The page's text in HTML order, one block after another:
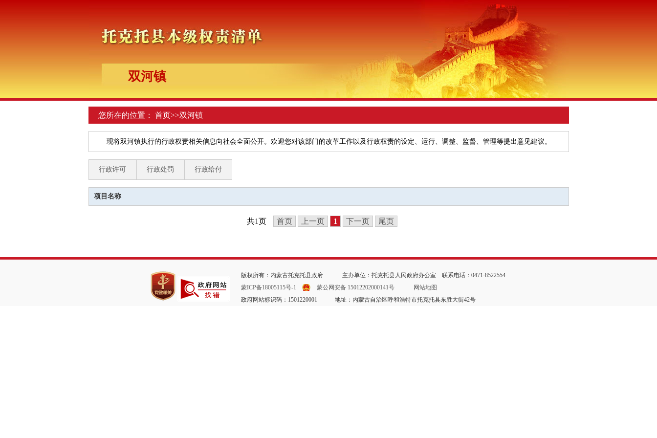
双河镇
您所在的位置： 首页>>双河镇
现将双河镇执行的行政权责相关信息向社会全面公开。欢迎您对该部门的改革工作以及行政权责的设定、运行、调整、监督、管理等提出意见建议。
行政许可 行政处罚 行政给付
项目名称
共1页 首页 上一页 1 下一页 尾页
版权所有：内蒙古托克托县政府 主办单位：托克托县人民政府办公室 联系电话：0471-8522554
蒙ICP备18005115号-1
蒙公网安备 15012202000141号
网站地图
政府网站标识码：1501220001 地址：内蒙古自治区呼和浩特市托克托县东胜大街42号